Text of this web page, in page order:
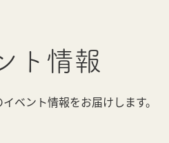
ト情報
ベント情報をお届けします。